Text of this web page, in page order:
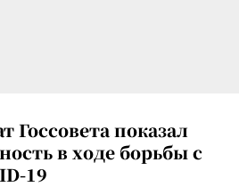
Госсовета показал
в ходе борьбы с
19